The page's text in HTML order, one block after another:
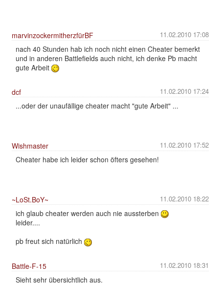
11.02.2010 17:08
marvinzockermitherzfürBF
nach 40 Stunden hab ich noch nicht einen Cheater bemerkt
und in anderen Battlefields auch nicht, ich denke Pb macht
gute Arbeit
11.02.2010 17:24
dcf
...oder der unaufällige cheater macht "gute Arbeit" ...
11.02.2010 17:52
Wishmaster
Cheater habe ich leider schon öfters gesehen!
11.02.2010 18:22
~LoSt.BoY~
ich glaub cheater werden auch nie aussterben
leider....
pb freut sich natürlich
11.02.2010 18:31
Battle-F-15
Sieht sehr übersichtlich aus.